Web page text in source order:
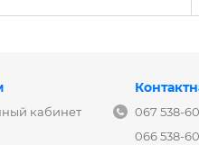
кабинет
067 538-
066 538-